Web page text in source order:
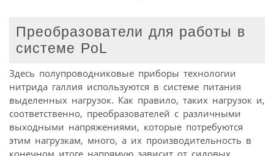
Преобразователи для работы в
системе PoL
Здесь полупроводниковые приборы технологии
нитрида галлия используются в системе питания
выделенных нагрузок. Как правило, таких нагрузок и,
соответственно, преобразователей с различными
выходными напряжениями, которые потребуются
этим нагрузкам, много, а их производительность в
конечном итоге напрямую зависит от силовых